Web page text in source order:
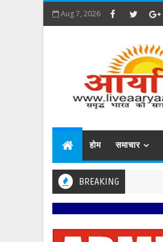
Aug 7, 2026
होम समाचार
BREAKING